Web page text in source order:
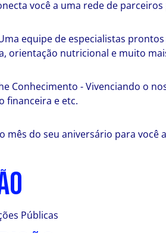
você a uma rede de
equipe de especialistas
orientação nutricional e muito
Conhecimento - Vivenciando o
financeira e etc.
mês do seu aniversário para você
Públicas